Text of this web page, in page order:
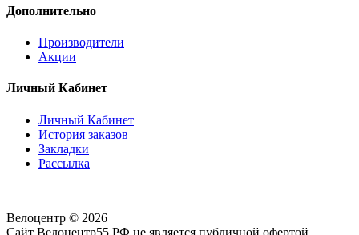
Дополнительно
Производители
Акции
Личный Кабинет
Личный Кабинет
История заказов
Закладки
Рассылка
Велоцентр © 2026
Сайт Велоцентр55.РФ не является публичной офертой.